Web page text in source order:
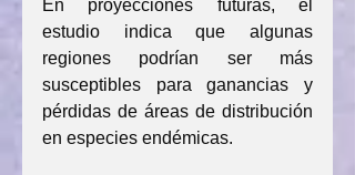
En proyecciones futuras, el
estudio indica que algunas
regiones podrían ser más
susceptibles para ganancias y
pérdidas de áreas de distribución
en especies endémicas.